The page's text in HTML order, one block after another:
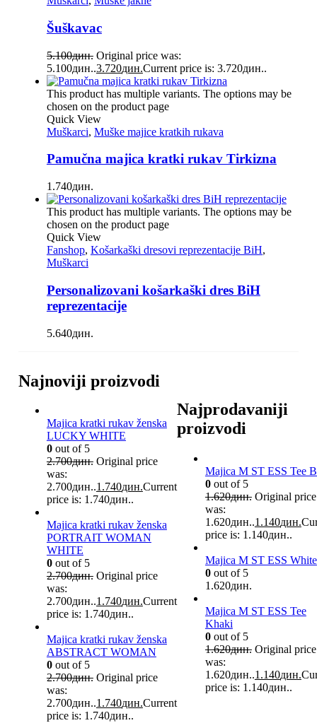
Šuškavac
5.100дин. Original price was:
5.100дин..3.720дин.Current price is: 3.720дин..
This product has multiple variants. The options may be
chosen on the product page
Quick View
Muškarci, Muške majice kratkih rukava
Pamučna majica kratki rukav Tirkizna
1.740дин.
This product has multiple variants. The options may be
chosen on the product page
Quick View
Fanshop, Košarkaški dresovi reprezentacije BiH,
Muškarci
Personalizovani košarkaški dres BiH
reprezentacije
5.640дин.
Najnoviji proizvodi
Majica kratki rukav ženska
LUCKY WHITE
0out of 5
2.700дин. Original price
was:
2.700дин..1.740дин.Current
price is: 1.740дин..
Majica kratki rukav ženska
PORTRAIT WOMAN
WHITE
0out of 5
2.700дин. Original price
was:
2.700дин..1.740дин.Current
price is: 1.740дин..
Majica kratki rukav ženska
ABSTRACT WOMAN
0out of 5
2.700дин. Original price
was:
2.700дин..1.740дин.Current
price is: 1.740дин..
Najprodavaniji
proizvodi
Majica M ST ESS Tee
0out of 5
1.620дин. Original price
was:
1.620дин..1.140дин.
price is: 1.140дин..
Majica M ST ESS White
0out of 5
1.620дин.
Majica M ST ESS Tee
Khaki
0out of 5
1.620дин. Original price
was:
1.620дин..1.140дин.
price is: 1.140дин..